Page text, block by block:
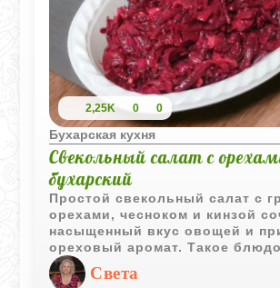
2,25K 0 0
Бухарская кухня
Свекольный салат с
бухарский
Простой свекольный салат с
орехами, чесноком и кинзой
насыщенный вкус овощей и
ореховый аромат. Такое
подходит как для
так и для праздничного стола.
Света